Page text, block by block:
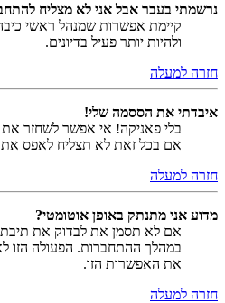
נרשמתי בעבר אבל אני לא מצליח
קיימת אפשרות שמנהל ראשי
ולהיות יותר פעיל בדיונים.
חזרה למעלה
איבדתי את הססמה שלי!
בלי פאניקה! אי אפשר לשחזר
אם בכל זאת לא תצליח לאפס
חזרה למעלה
מדוע אני מתנתק באופן אוטומטי?
אם לא תסמן את לבדוק את תיבת
במהלך ההתחברות. הפעולה הזו
את האפשרות הזו.
חזרה למעלה